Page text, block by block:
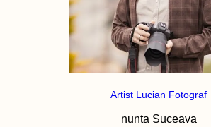
Artist Lucian Fotograf
nunta Suceava